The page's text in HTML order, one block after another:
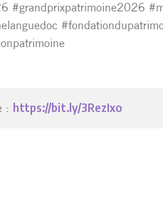
#grandprixpatrimoine2026
: https://bit.ly/3RezIxo